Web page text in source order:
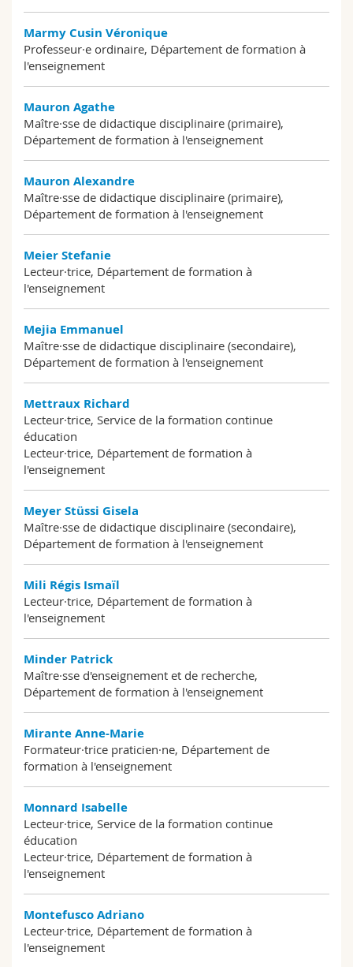
Marmy Cusin Véronique
Professeur·e ordinaire, Département de formation à
l'enseignement
Mauron Agathe
Maître·sse de didactique disciplinaire (primaire),
Département de formation à l'enseignement
Mauron Alexandre
Maître·sse de didactique disciplinaire (primaire),
Département de formation à l'enseignement
Meier Stefanie
Lecteur·trice, Département de formation à
l'enseignement
Mejia Emmanuel
Maître·sse de didactique disciplinaire (secondaire),
Département de formation à l'enseignement
Mettraux Richard
Lecteur·trice, Service de la formation continue
éducation
Lecteur·trice, Département de formation à
l'enseignement
Meyer Stüssi Gisela
Maître·sse de didactique disciplinaire (secondaire),
Département de formation à l'enseignement
Mili Régis Ismaïl
Lecteur·trice, Département de formation à
l'enseignement
Minder Patrick
Maître·sse d'enseignement et de recherche,
Département de formation à l'enseignement
Mirante Anne-Marie
Formateur·trice praticien·ne, Département de
formation à l'enseignement
Monnard Isabelle
Lecteur·trice, Service de la formation continue
éducation
Lecteur·trice, Département de formation à
l'enseignement
Montefusco Adriano
Lecteur·trice, Département de formation à
l'enseignement